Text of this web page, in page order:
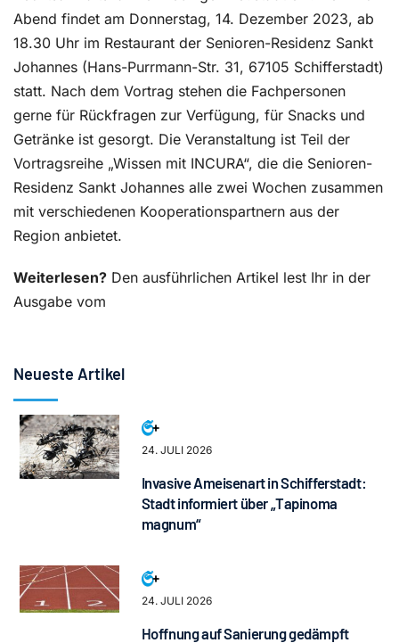
Abend findet am Donnerstag, 14. Dezember 2023, ab
18.30 Uhr im Restaurant der Senioren-Residenz Sankt
Johannes (Hans-Purrmann-Str. 31, 67105 Schifferstadt)
statt. Nach dem Vortrag stehen die Fachpersonen
gerne für Rückfragen zur Verfügung, für Snacks und
Getränke ist gesorgt. Die Veranstaltung ist Teil der
Vortragsreihe „Wissen mit INCURA“, die die Senioren-
Residenz Sankt Johannes alle zwei Wochen zusammen
mit verschiedenen Kooperationspartnern aus der
Region anbietet.
Weiterlesen? Den ausführlichen Artikel lest Ihr in der
Ausgabe vom
Neueste Artikel
24. JULI 2026
Invasive Ameisenart in Schifferstadt:
Stadt informiert über „Tapinoma
magnum“
24. JULI 2026
Hoffnung auf Sanierung gedämpft